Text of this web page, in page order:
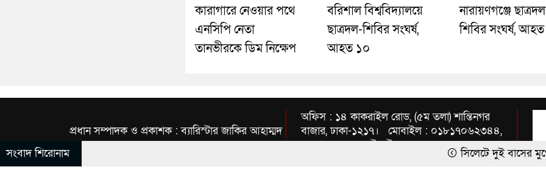
কারাগারে নেওয়ার পথে
এনসিপি নেতা
তানভীরকে ডিম নিক্ষেপ
বরিশাল বিশ্ববিদ্যালয়ে
ছাত্রদল-শিবির সংঘর্ষ,
আহত ১০
নারায়ণগঞ্জে
শিবির সংঘর্ষ,
প্রধান সম্পাদক ও প্রকাশক : ব্যারিস্টার জাকির আহাম্মদ
অফিস : ১৪ কাকরাইল রোড, (৫ম তলা) শান্তিনগর
বাজার, ঢাকা-১২১৭। মোবাইল : ০১৮১৭০৬২৩৪৪,
০১৭১২৩৫৭১৫৪ ইমেইল :
সংবাদ শিরোনাম সিলেটে দুই বাসের মুখোমুখি